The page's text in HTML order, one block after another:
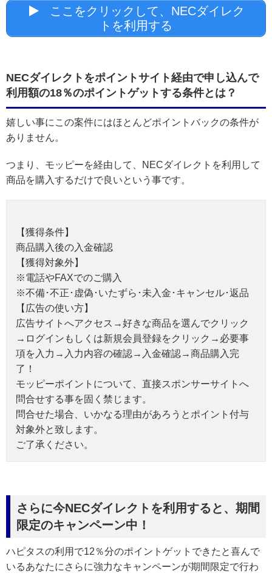
ここをクリックして、NECダイレク
トを利用する
NECダイレクトをポイントサイト経由で申し込んで
利用額の18％のポイントゲットする条件とは？
嬉しい事にこの案件にはほとんどポイントバックの条件が
ありません。
つまり、モッピーを経由して、NECダイレクトを利用して
商品を購入するだけで良いという事です。
【獲得条件】
商品購入後の入金確認
【獲得対象外】
※電話やFAXでのご購入
※不備･不正･虚偽･いたずら･未入金･キャンセル･返品
【広告の使い方】
広告サイトへアクセス→好きな商品を選んでクリック
→ログインもしくは新規会員登録をクリック→必要事
項を入力→入力内容の確認→入金確認→商品購入完
了！
モッピーポイントについて、直接スポンサーサイトへ
問合せする事を固く禁じます。
問合せた場合、いかなる理由があろうとポイント付与
対象外と致します。
ご了承ください。
さらに今NECダイレクトを利用すると、期間
限定のキャンペーン中！
ハピタスの利用で12％分のポイントゲットできたと喜んで
いるあなたにさらに強力なキャンペーンが期間限定で行わ